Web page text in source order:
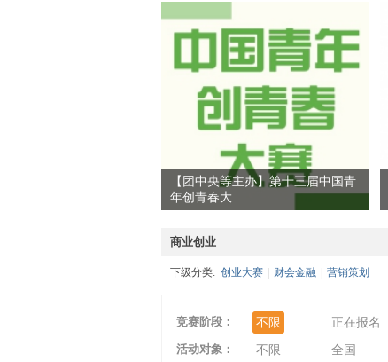
我
爱
› ›
【团中央等主办】第十三届中国青
年创青春大
商业创业
下级分类: 创业大赛 财会金融 营销策划
竞赛阶段： 不限 正在报名
活动对象：
不限 全国